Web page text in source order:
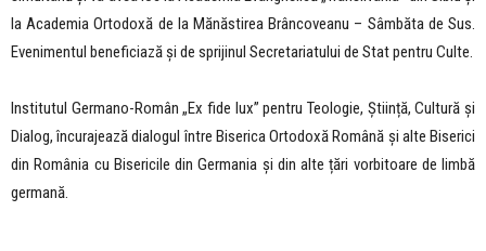
la Academia Ortodoxă de la Mănăstirea Brâncoveanu – Sâmbăta de Sus.
Evenimentul beneficiază și de sprijinul Secretariatului de Stat pentru Culte.
Institutul Germano-Român „Ex fide lux” pentru Teologie, Știință, Cultură și
Dialog, încurajează dialogul între Biserica Ortodoxă Română şi alte Biserici
din România cu Bisericile din Germania și din alte țări vorbitoare de limbă
germană.